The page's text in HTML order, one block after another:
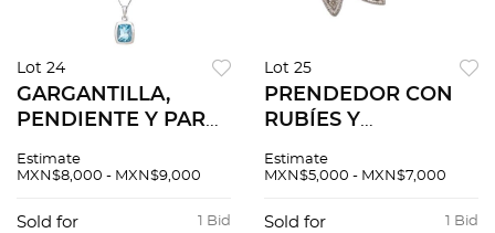
Lot 24
GARGANTILLA,
PENDIENTE Y PAR
CON TOPACIOS EN
18K. Topacios corte
Estimate
MXN$8,000 - MXN$9,000
1 Bid
Sold for
Lot 25
PRENDEDOR CON
RUBÍES Y
BLANCO DE 18K.
redondo ~0.02 ct y
Estimate
MXN$5,000 - MXN$7,000
1 Bid
Sold for